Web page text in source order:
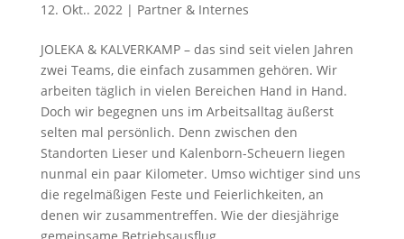
12. Okt.. 2022| Partner & Internes
JOLEKA & KALVERKAMP – das sind seit vielen Jahren
zwei Teams, die einfach zusammen gehören. Wir
arbeiten täglich in vielen Bereichen Hand in Hand.
Doch wir begegnen uns im Arbeitsalltag äußerst
selten mal persönlich. Denn zwischen den
Standorten Lieser und Kalenborn-Scheuern liegen
nunmal ein paar Kilometer. Umso wichtiger sind uns
die regelmäßigen Feste und Feierlichkeiten, an
denen wir zusammentreffen. Wie der diesjährige